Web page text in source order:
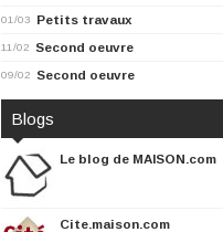
01/03 Petits travaux
11/02 Second oeuvre
09/02 Second oeuvre
Blogs
Le blog de MAISON.com
Cite.maison.com